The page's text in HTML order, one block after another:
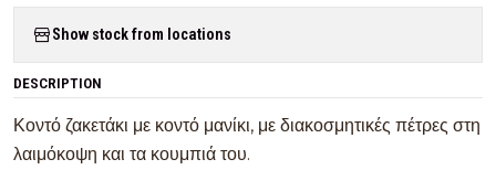
Show stock from locations
DESCRIPTION
Κοντό ζακετάκι με κοντό μανίκι, με διακοσμητικές πέτρες στη
λαιμόκοψη και τα κουμπιά του.